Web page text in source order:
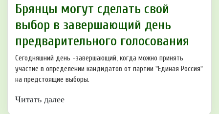
Брянцы могут сделать свой
выбор в завершающий день
предварительного голосования
Сегодняшний день -завершающий, когда можно принять
участие в определении кандидатов от партии "Единая Россия"
на предстоящие выборы.
Читать далее